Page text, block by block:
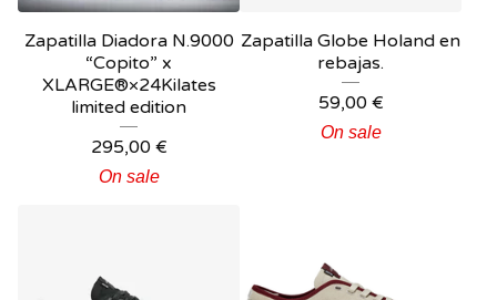
Zapatilla Diadora N.9000
“Copito” x
XLARGE®×24Kilates
limited edition
295,00 €
On sale
Zapatilla Globe Holand en
rebajas.
59,00 €
On sale